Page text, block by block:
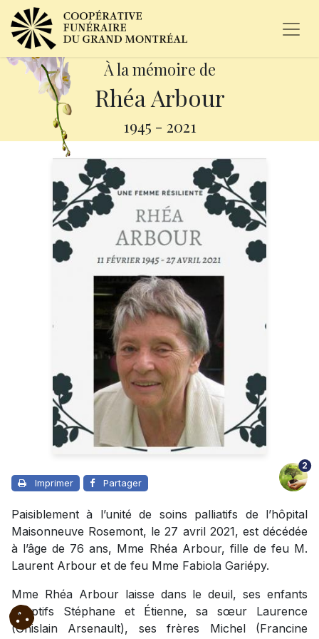
À la mémoire de
Rhéa Arbour
1945 - 2021
Imprimer Partager
2
Paisiblement à l’unité de soins palliatifs de l’hôpital
Maisonneuve Rosemont, le 27 avril 2021, est décédée
à l’âge de 76 ans, Mme Rhéa Arbour, fille de feu M.
Laurent Arbour et de feu Mme Fabiola Gariépy.
Mme Rhéa Arbour laisse dans le deuil, ses enfants
adoptifs Stéphane et Étienne, sa sœur Laurence
(Ghislain Arsenault), ses frères Michel (Francine